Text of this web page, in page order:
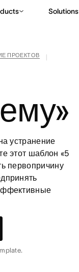
Solutions
ПРОЕКТОВ
устранение
этот шаблон «5
первопричину